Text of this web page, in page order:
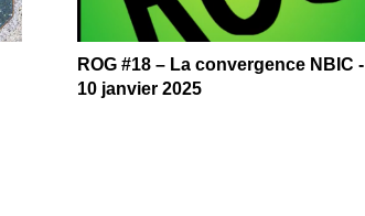
ROG #18 – La convergence NBIC -
10 janvier 2025